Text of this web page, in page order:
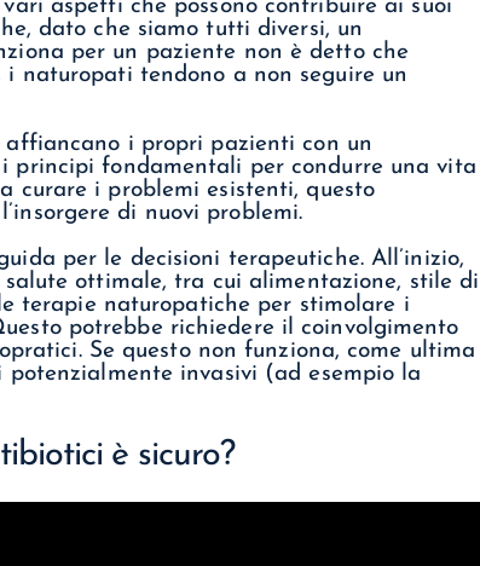
aspetti che possono contribuire ai suoi
dato che siamo tutti diversi, un
per un paziente non è detto che
naturopati tendono a non seguire un
i propri pazienti con un
principi fondamentali per condurre una vita
curare i problemi esistenti, questo
di nuovi problemi.
per le decisioni terapeutiche. All’inizio,
ottimale, tra cui alimentazione, stile di
terapie naturopatiche per stimolare i
potrebbe richiedere il coinvolgimento
Se questo non funziona, come ultima
invasivi (ad esempio la
è sicuro?